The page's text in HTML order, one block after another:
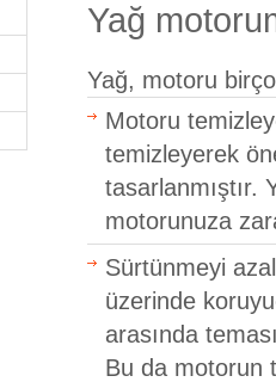
Yağ
Yağ, motoru
Motoru
temizleyerek
tasarlanmıştır.
motorunuza
Sürtünmeyi
üzerinde
arasında
Bu da motorun